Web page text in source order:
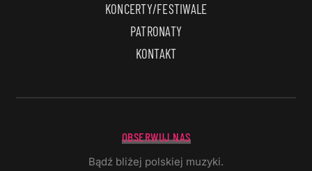
KONCERTY/FESTIWALE
PATRONATY
KONTAKT
OBSERWUJ NAS
Bądź bliżej polskiej muzyki.